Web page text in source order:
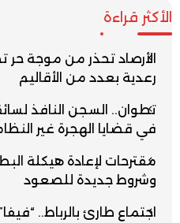
الأكثر قراءة
رعدية بعدد من الأقاليم
تطوان.. السجن النافذ
في قضايا الهجرة غير
وشروط جديدة للصعود
اجتماع طارئ بالرباط..